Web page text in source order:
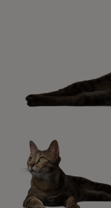
Promociones,
todas
¡No te lo pierdas,
a disfrutar ya